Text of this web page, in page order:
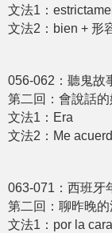
文法1：
文法2：bien + 形
056-062：聽⿁故
第二回：會說話
文法1：Era
文法2：Me
063-071：⻄班牙
第二回：聊昨晚
文法1：por la